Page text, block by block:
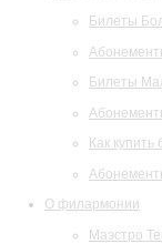
Билеты
Билеты
Как купить
О филармонии
Маэстро